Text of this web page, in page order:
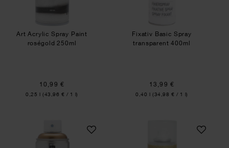
Art Acrylic Spray Paint
roségold 250ml
10,99 €
Inhalt:
0,25 l (43,96 € / 1 l)
Fixativ Basic Spray
transparent 400ml
13,99 €
Inhalt:
0,40 l (34,98 € / 1 l)
Art Acrylic Spray Paint gold 250mlGlitter Spray